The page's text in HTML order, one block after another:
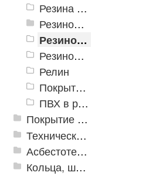
Резина в рулонах «Автодорога»
Резиновые дорожки (Китай)
Резиновые дорожки ГОСТ (Россия)
Резиновая дорожка «Квадраты»
Релин
Покрытие резиновое в рулоне COMFORTWAY
ПВХ в рулонах
Покрытие из резиновой крошки
Техническая резина
Асбестотехнические и теплоизоляционные материалы
Кольца, шайбы, манжеты